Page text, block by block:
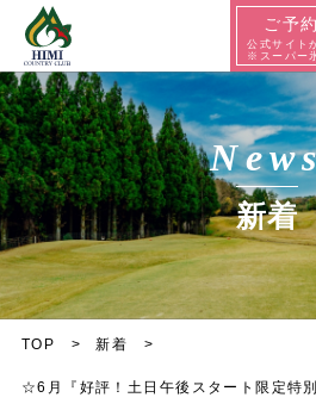
ご予
公式サイト
※スーパー
新着
TOP 新着
☆6月『好評！土日午後スタート限定特